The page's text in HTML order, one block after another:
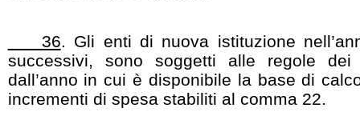
36. Gli enti di nuova istituzione
successivi, sono soggetti alle regole
dall’anno in cui è disponibile la base di
incrementi di spesa stabiliti al comma 22.